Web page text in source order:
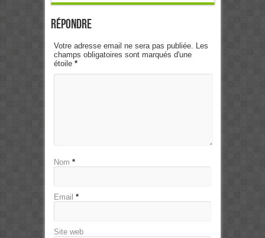
Répondre
Votre adresse email ne sera pas publiée. Les
champs obligatoires sont marqués d'une
étoile *
Nom *
Email *
Site web